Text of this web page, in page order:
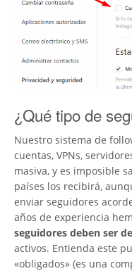
¿Qué tipo de
Nuestro sistema de
cuentas, VPNs,
masiva, y es imposible
países los recibirá,
enviar seguidores
años de experiencia
seguidores deben ser
activos. Entienda este
«obligados» (es una